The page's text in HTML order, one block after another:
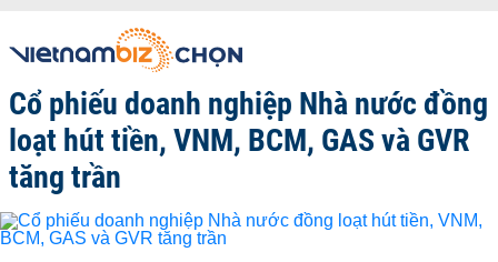
Cổ phiếu doanh nghiệp Nhà nước đồng
loạt hút tiền, VNM, BCM, GAS và GVR
tăng trần